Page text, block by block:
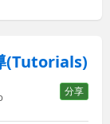
(Tutorials)
分享